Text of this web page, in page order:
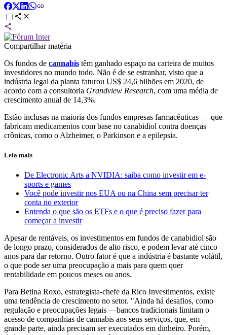
Compartilhar matéria
Os fundos de cannabis têm ganhado espaço na carteira de muitos
investidores no mundo todo. Não é de se estranhar, visto que a
indústria legal da planta faturou US$ 24,6 bilhões em 2020, de
acordo com a consultoria Grandview Research, com uma média de
crescimento anual de 14,3%.
Estão inclusas na maioria dos fundos empresas farmacêuticas — que
fabricam medicamentos com base no canabidiol contra doenças
crônicas, como o Alzheimer, o Parkinson e a epilepsia.
Leia mais
De Electronic Arts a NVIDIA: saiba como investir em e-
sports e games
Você pode investir nos EUA ou na China sem precisar ter
conta no exterior
Entenda o que são os ETFs e o que é preciso fazer para
começar a investir
Apesar de rentáveis, os investimentos em fundos de canabidiol são
de longo prazo, considerados de alto risco, e podem levar até cinco
anos para dar retorno. Outro fator é que a indústria é bastante volátil,
o que pode ser uma preocupação a mais para quem quer
rentabilidade em poucos meses ou anos.
Para Betina Roxo, estrategista-chefe da Rico Investimentos, existe
uma tendência de crescimento no setor. "Ainda há desafios, como
regulação e preocupações legais —bancos tradicionais limitam o
acesso de companhias de cannabis aos seus serviços, que, em
grande parte, ainda precisam ser executados em dinheiro. Porém,